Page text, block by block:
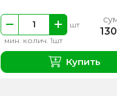
мин. колич. 1шт
шт
Купить